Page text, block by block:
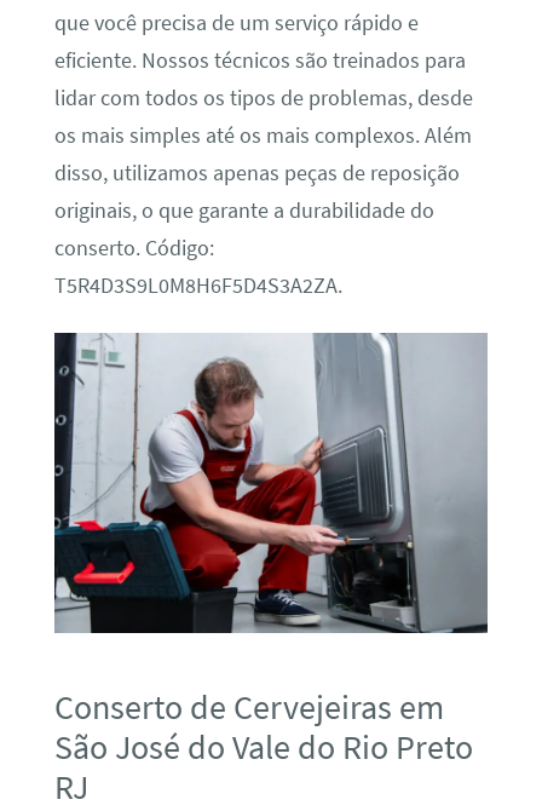
que você precisa de um serviço rápido e
eficiente. Nossos técnicos são treinados para
lidar com todos os tipos de problemas, desde
os mais simples até os mais complexos. Além
disso, utilizamos apenas peças de reposição
originais, o que garante a durabilidade do
conserto. Código:
T5R4D3S9L0M8H6F5D4S3A2ZA.
Conserto de Cervejeiras em
São José do Vale do Rio Preto
RJ